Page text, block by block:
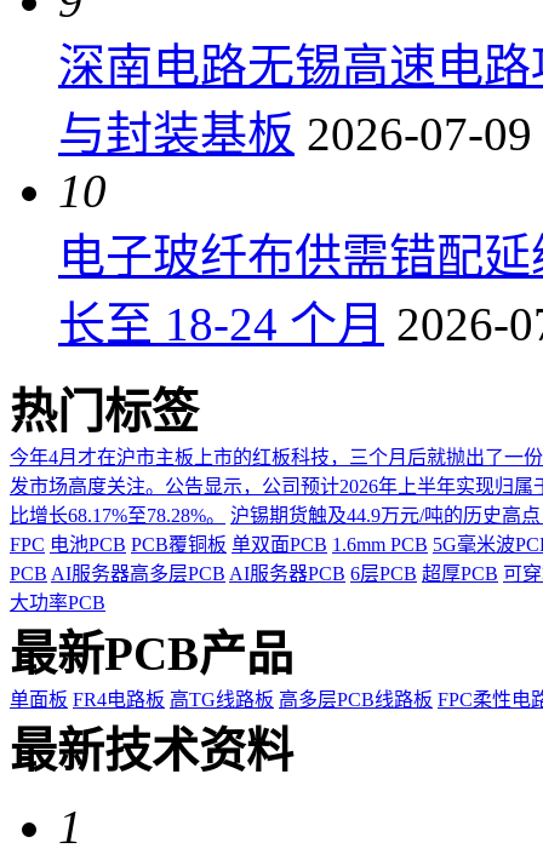
深南电路无锡高速电
与封装基板 2026-07-09
10
电子玻纤布供需错配
长至 18-24 个月 2026-
热门标签
今年4月才在沪市主板上市的红板科技，三个月后就抛出了一
发市场高度关注。公告显示，公司预计2026年上半年实现归
比增长68.17%至78.28%。
沪锡期货触及44.9万元/吨的历史高
FPC 电池PCB PCB覆铜板 单双面PCB 1.6mm PCB 5G毫米波
PCB AI服务器高多层PCB AI服务器PCB 6层PCB 超厚PCB 可
大功率PCB
最新PCB产品
单面板 FR4电路板 高TG线路板 高多层PCB线路板 FPC柔性电
最新技术资料
1